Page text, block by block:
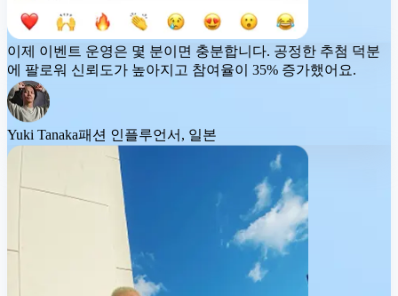
이제 이벤트 운영은 몇 분이면 충분합니다. 공정한 추첨 덕분
에 팔로워 신뢰도가 높아지고 참여율이 35% 증가했어요.
Yuki Tanaka패션 인플루언서, 일본